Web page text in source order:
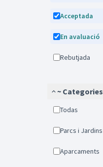
Acceptada
En avaluació
Rebutjada
~ Categories
Todas
Parcs i Jardins
Aparcaments